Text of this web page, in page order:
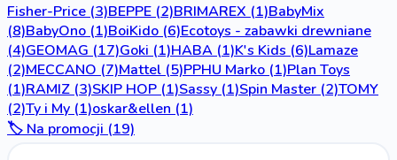
Fisher-Price (3)BEPPE (2)BRIMAREX (1)BabyMix
(8)BabyOno (1)BoiKido (6)Ecotoys - zabawki drewniane
(4)GEOMAG (17)Goki (1)HABA (1)K's Kids (6)Lamaze
(2)MECCANO (7)Mattel (5)PPHU Marko (1)Plan Toys
(1)RAMIZ (3)SKIP HOP (1)Sassy (1)Spin Master (2)TOMY
(2)Ty i My (1)oskar&ellen (1)
🏷️ Na promocji (19)